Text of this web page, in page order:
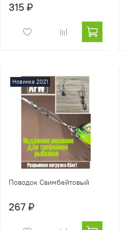
315 ₽
Новинка 2021
Поводок Свимбейтовый
267 ₽